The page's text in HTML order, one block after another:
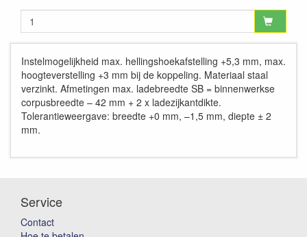
Instelmogelijkheid max. hellingshoekafstelling +5,3 mm, max.
hoogteverstelling +3 mm bij de koppeling. Materiaal staal
verzinkt. Afmetingen max. ladebreedte SB = binnenwerkse
corpusbreedte – 42 mm + 2 x ladezijkantdikte.
Tolerantieweergave: breedte +0 mm, –1,5 mm, diepte ± 2
mm.
Service
Contact